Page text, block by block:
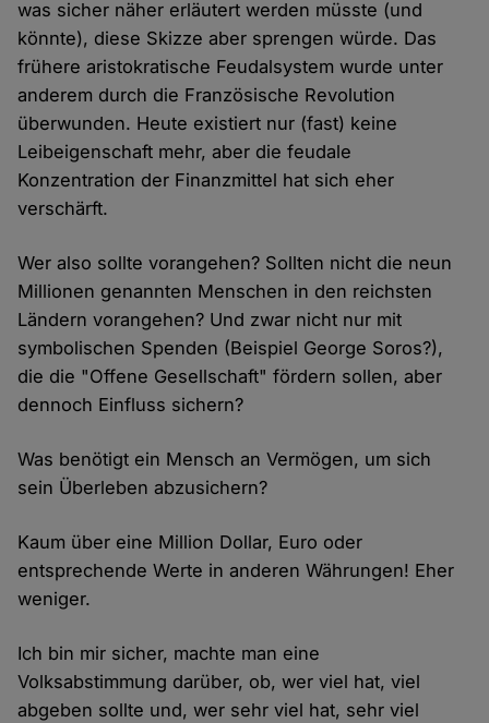
was sicher näher erläutert werden müsste (und
könnte), diese Skizze aber sprengen würde. Das
frühere aristokratische Feudalsystem wurde unter
anderem durch die Französische Revolution
überwunden. Heute existiert nur (fast) keine
Leibeigenschaft mehr, aber die feudale
Konzentration der Finanzmittel hat sich eher
verschärft.
Wer also sollte vorangehen? Sollten nicht die neun
Millionen genannten Menschen in den reichsten
Ländern vorangehen? Und zwar nicht nur mit
symbolischen Spenden (Beispiel George Soros?),
die die "Offene Gesellschaft" fördern sollen, aber
dennoch Einfluss sichern?
Was benötigt ein Mensch an Vermögen, um sich
sein Überleben abzusichern?
Kaum über eine Million Dollar, Euro oder
entsprechende Werte in anderen Währungen! Eher
weniger.
Ich bin mir sicher, machte man eine
Volksabstimmung darüber, ob, wer viel hat, viel
abgeben sollte und, wer sehr viel hat, sehr viel